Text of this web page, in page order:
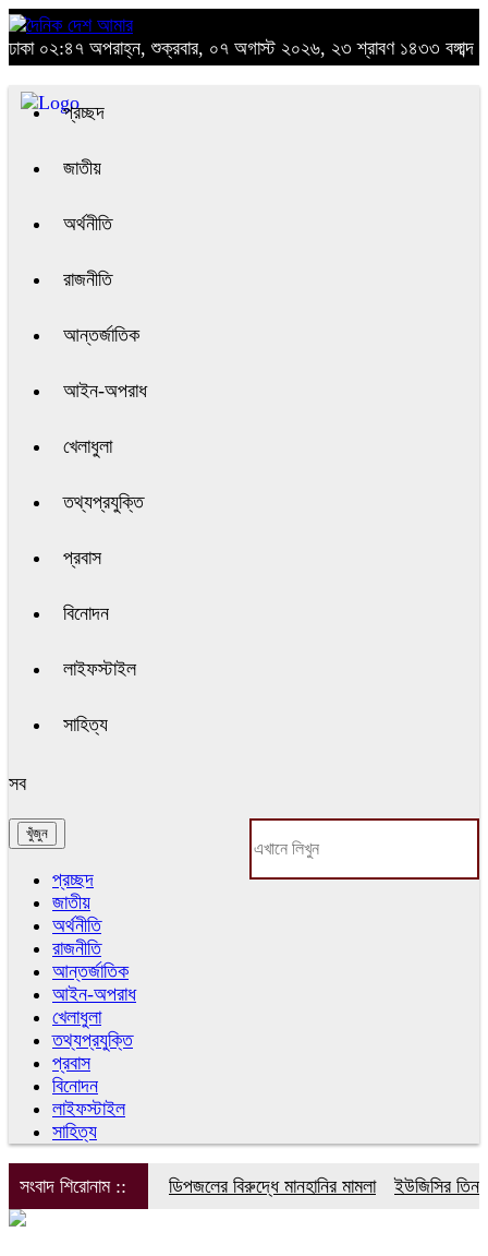
ঢাকা ০২:৪৭ অপরাহ্ন, শুক্রবার, ০৭ অগাস্ট ২০২৬, ২৩ শ্রাবণ ১৪৩৩ বঙ্গাব্দ
প্রচ্ছদ
জাতীয়
অর্থনীতি
রাজনীতি
আন্তর্জাতিক
আইন-অপরাধ
খেলাধুলা
তথ্যপ্রযুক্তি
প্রবাস
বিনোদন
লাইফস্টাইল
সাহিত্য
সব
প্রচ্ছদ
জাতীয়
অর্থনীতি
রাজনীতি
আন্তর্জাতিক
আইন-অপরাধ
খেলাধুলা
তথ্যপ্রযুক্তি
প্রবাস
বিনোদন
লাইফস্টাইল
সাহিত্য
সংবাদ শিরোনাম :: ডিপজলের বিরুদ্ধে মানহানির মামলা ইউজিসির তিন